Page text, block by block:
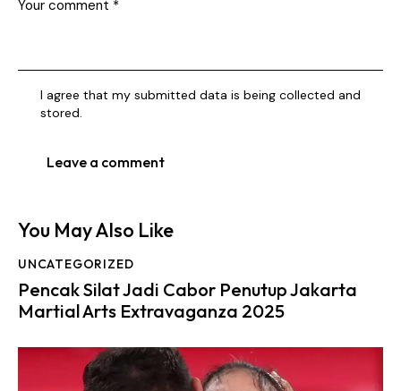
I agree that my submitted data is being collected and
stored.
You May Also Like
UNCATEGORIZED
Pencak Silat Jadi Cabor Penutup Jakarta
Martial Arts Extravaganza 2025